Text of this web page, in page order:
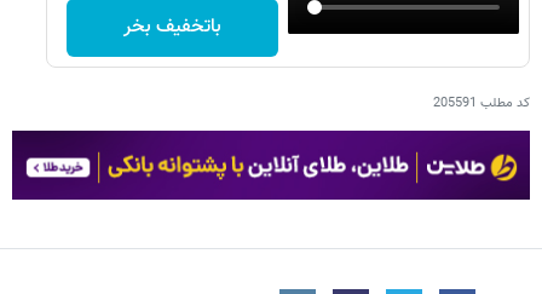
باتخفیف بخر
کد مطلب 205591